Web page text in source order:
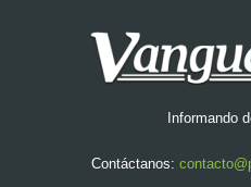
Informando
Contáctanos: